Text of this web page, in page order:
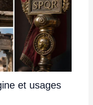
et usages